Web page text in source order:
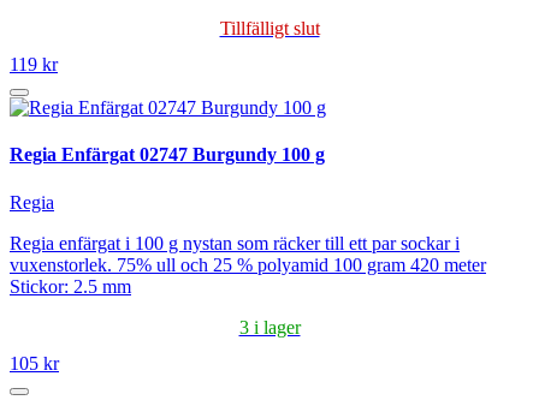
Tillfälligt slut
119 kr
Regia Enfärgat 02747 Burgundy 100 g
Regia
Regia enfärgat i 100 g nystan som räcker till ett par sockar i
vuxenstorlek. 75% ull och 25 % polyamid 100 gram 420 meter
Stickor: 2.5 mm
3 i lager
105 kr